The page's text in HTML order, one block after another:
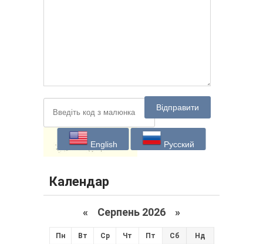
Відправити
English Русский
Календар
« Серпень 2026 »
Пн Вт Ср Чт Пт Сб Нд